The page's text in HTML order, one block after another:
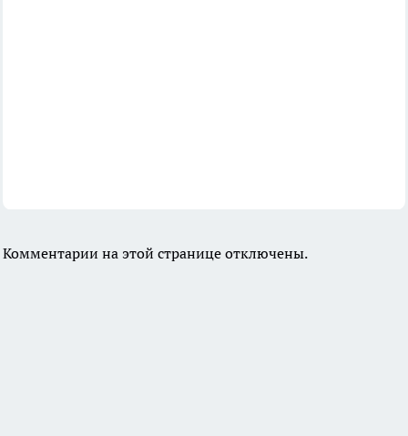
Комментарии на этой странице отключены.